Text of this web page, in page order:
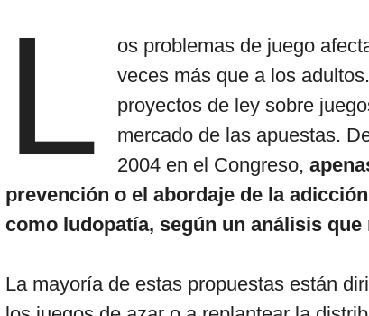
L
os problemas de juego
veces más que a los
proyectos de ley sobre
mercado de las apuestas.
2004 en el Congreso,
prevención o el abordaje de la
como ludopatía, según un análisis
La mayoría de estas propuestas están